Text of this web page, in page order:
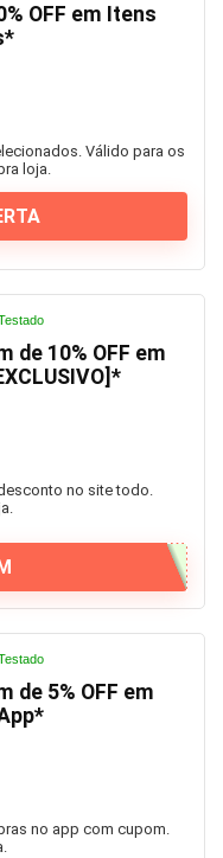
OFF em Itens
Válido para os
loja.
de 10% OFF em
no site todo.
de 5% OFF em
no app com cupom.